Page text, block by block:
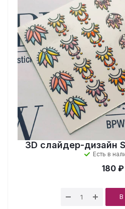
3D слайдер-дизайн
Есть в
180 ₽
В